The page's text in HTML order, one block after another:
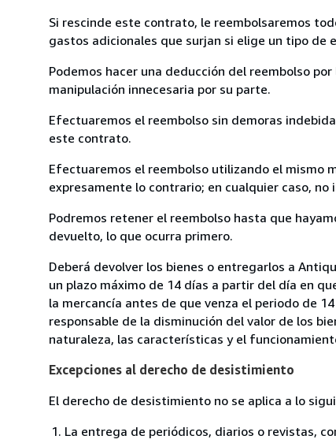
Si rescinde este contrato, le reembolsaremos
gastos adicionales que surjan si elige un tipo de
Podemos hacer una deducción del reembolso
manipulación innecesaria por su parte.
Efectuaremos el reembolso sin demoras
este contrato.
Efectuaremos el reembolso utilizando el mismo
expresamente lo contrario; en cualquier caso,
Podremos retener el reembolso hasta que
devuelto, lo que ocurra primero.
Deberá devolver los bienes o entregarlos a
un plazo máximo de 14 días a partir del día en
la mercancía antes de que venza el periodo de
responsable de la disminución del valor de los
naturaleza, las características y el
Excepciones al derecho de desistimiento
El derecho de desistimiento no se aplica a lo
La entrega de periódicos, diarios o revistas,